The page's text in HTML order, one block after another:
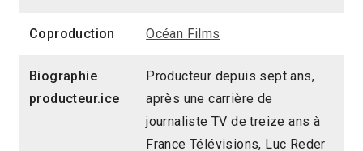
Coproduction Océan Films
Biographie
producteur.ice
Producteur depuis sept ans,
après une carrière de
journaliste TV de treize ans à
France Télévisions, Luc Reder